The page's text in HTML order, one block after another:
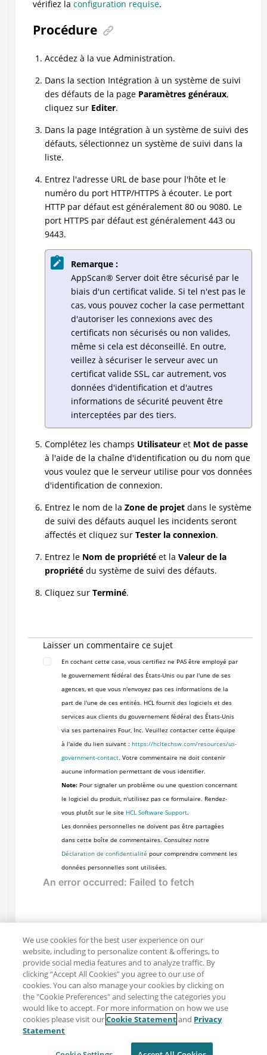
vérifiez la configuration requise.
Procédure
Accédez à la vue Administration.
Dans la section Intégration à un système de suivi
des défauts de la page Paramètres généraux,
cliquez sur Editer.
Dans la page Intégration à un système de suivi des
défauts, sélectionnez un système de suivi dans la
liste.
Entrez l'adresse URL de base pour l'hôte et le
numéro du port HTTP/HTTPS à écouter. Le port
HTTP par défaut est généralement 80 ou 9080. Le
port HTTPS par défaut est généralement 443 ou
9443.
Remarque :
AppScan® Server doit être sécurisé par le
biais d'un certificat valide. Si tel n'est pas le
cas, vous pouvez cocher la case permettant
d'autoriser les connexions avec des
certificats non sécurisés ou non valides,
même si cela est déconseillé. En outre,
veillez à sécuriser le serveur avec un
certificat valide SSL, car autrement, vos
données d'identification et d'autres
informations de sécurité peuvent être
interceptées par des tiers.
Complétez les champs Utilisateuret Mot de passe
à l'aide de la chaîne d'identification ou du nom que
vous voulez que le serveur utilise pour vos données
d'identification de connexion.
Entrez le nom de la Zone de projetdans le système
de suivi des défauts auquel les incidents seront
affectés et cliquez sur Tester la connexion.
Entrez le Nom de propriétéet la Valeur de la
propriétédu système de suivi des défauts.
Cliquez sur Terminé.
Laisser un commentaire ce sujet
En cochant cette case, vous certifiez ne PAS être employé par
le gouvernement fédéral des États-Unis ou par l'une de ses
agences, et que vous n'envoyez pas ces informations de la
part de l'une de ces entités. HCL fournit des logiciels et des
services aux clients du gouvernement fédéral des États-Unis
via ses partenaires Four, Inc. Veuillez contacter cette équipe
à l'aide du lien suivant : https://hcltechsw.com/resources/us-
government-contact. Votre commentaire ne doit contenir
aucune information permettant de vous identifier.
Note:Pour signaler un problème ou une question concernant
le logiciel du produit, n'utilisez pas ce formulaire. Rendez-
vous plutôt sur le site HCL Software Support.
Les données personnelles ne doivent pas être partagées
dans cette boîte de commentaires. Consultez notre
Déclaration de confidentialité pour comprendre comment les
données personnelles sont utilisées.
Partager : Courriel
Twitter
Clause de non-responsabilité
Intimité
We use cookies for the best user experience on our
website, including to personalize content & offerings, to
provide social media features and to analyze traffic. By
clicking “Accept All Cookies” you agree to our use of
cookies. You can also manage your cookies by clicking on
the "Cookie Preferences" and selecting the categories you
would like to accept. For more information on how we use
cookies please visit ourCookie Statementand Privacy
Statement